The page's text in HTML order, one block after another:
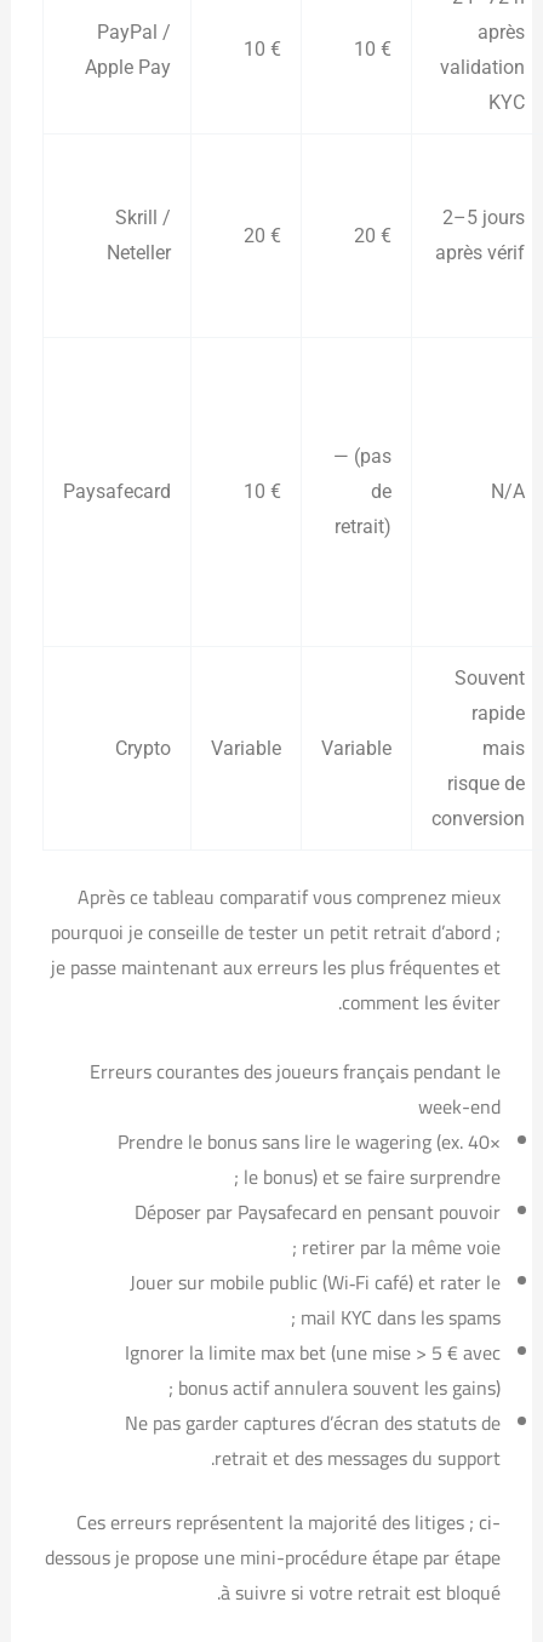
PayPal /
Apple Pay
10 € 10 €
après
validation
KYC
Skrill /
Neteller
20 € 20 €
2–5 jours
après vérif
Paysafecard 10 €
— (pas
de
retrait)
N/A
Crypto Variable Variable
Souvent
rapide
mais
risque de
conversion
Après ce tableau comparatif vous comprenez mieux
pourquoi je conseille de tester un petit retrait d’abord ;
je passe maintenant aux erreurs les plus fréquentes et
comment les éviter.
Erreurs courantes des joueurs français pendant le
week-end
Prendre le bonus sans lire le wagering (ex. 40×
le bonus) et se faire surprendre ;
Déposer par Paysafecard en pensant pouvoir
retirer par la même voie ;
Jouer sur mobile public (Wi‑Fi café) et rater le
mail KYC dans les spams ;
Ignorer la limite max bet (une mise > 5 € avec
bonus actif annulera souvent les gains) ;
Ne pas garder captures d’écran des statuts de
retrait et des messages du support.
Ces erreurs représentent la majorité des litiges ; ci-
dessous je propose une mini-procédure étape par étape
à suivre si votre retrait est bloqué.